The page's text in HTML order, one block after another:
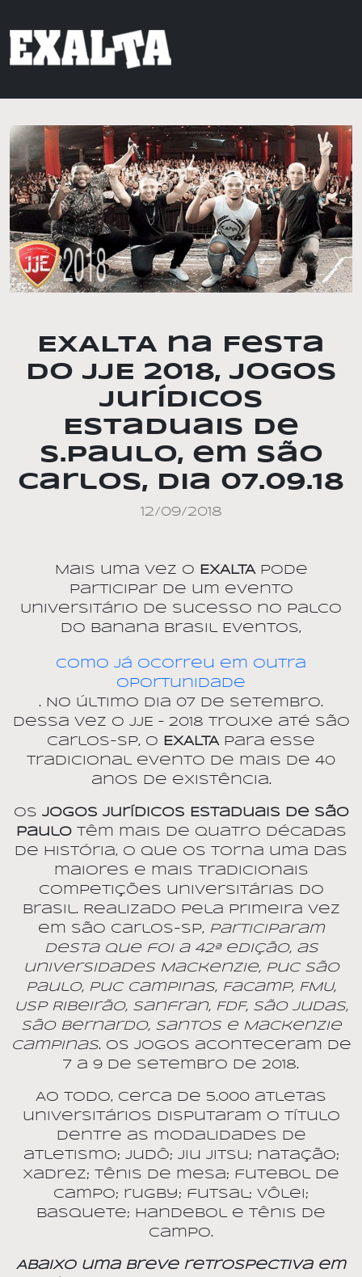
EXALTA na Festa
do JJE 2018, Jogos
Jurídicos
Estaduais de
S.Paulo, em São
Carlos, dia 07.09.18
12/09/2018
Mais uma vez o EXALTApode
participar de um evento
Universitário de sucesso no palco
do Banana Brasil Eventos,
como já ocorreu em outra
oportunidade
. No último dia 07 de setembro.
Dessa vez o JJE – 2018 trouxe até São
Carlos-SP, o
EXALTA para esse
tradicional evento de mais de 40
anos de existência.
Os Jogos Jurídicos Estaduais de São
Paulotêm mais de quatro décadas
de história, o que os torna uma das
maiores e mais tradicionais
competições universitárias do
Brasil. Realizado pela primeira vez
em São Carlos-SP, participaram
desta que foi a 42ª edição, as
universidades Mackenzie, Puc São
Paulo, Puc Campinas, Facamp, FMU,
USP Ribeirão, Sanfran, FDF, São Judas,
São Bernardo, Santos e Mackenzie
Campinas. Os jogos aconteceram de
7 a 9 de setembro de 2018.
Ao todo, cerca de 5.000 atletas
universitários disputaram o título
dentre as modalidades de
atletismo; judô; jiu jitsu; natação;
xadrez; tênis de mesa; futebol de
campo; rugby; futsal; vôlei;
basquete; handebol e tênis de
campo.
Abaixo uma breve retrospectiva em